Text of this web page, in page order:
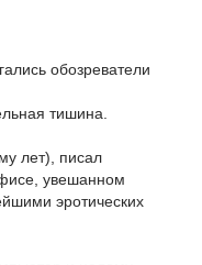
обозреватели
тишина.
лет), писал
увешанном
эротических